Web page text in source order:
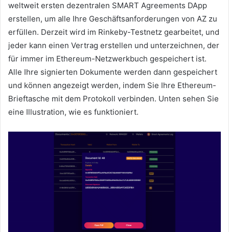
weltweit ersten dezentralen SMART Agreements DApp
erstellen, um alle Ihre Geschäftsanforderungen von AZ zu
erfüllen. Derzeit wird im Rinkeby-Testnetz gearbeitet, und
jeder kann einen Vertrag erstellen und unterzeichnen, der
für immer im Ethereum-Netzwerkbuch gespeichert ist.
Alle Ihre signierten Dokumente werden dann gespeichert
und können angezeigt werden, indem Sie Ihre Ethereum-
Brieftasche mit dem Protokoll verbinden. Unten sehen Sie
eine Illustration, wie es funktioniert.